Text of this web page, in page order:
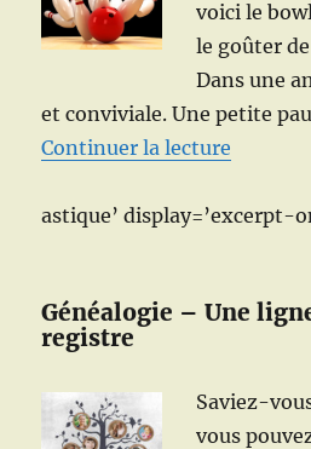
voici le
le goûter
Dans une
et conviviale. Une petite
Continuer la lecture
astique’ display=’excerpt-
Généalogie – Une
registre
Saviez-
vous